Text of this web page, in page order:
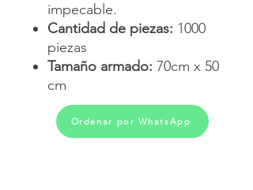
impecable.
Cantidad de piezas: 1000
piezas
Tamaño armado: 70cm x 50
cm
Ordenar por WhatsApp